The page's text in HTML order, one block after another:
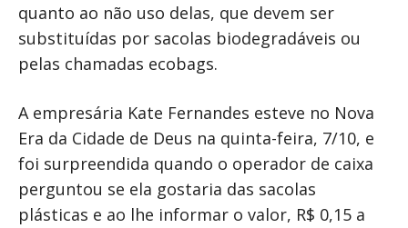
quanto ao não uso delas, que devem ser
substituídas por sacolas biodegradáveis ou
pelas chamadas ecobags.
A empresária Kate Fernandes esteve no Nova
Era da Cidade de Deus na quinta-feira, 7/10, e
foi surpreendida quando o operador de caixa
perguntou se ela gostaria das sacolas
plásticas e ao lhe informar o valor, R$ 0,15 a